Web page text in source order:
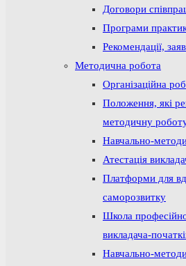
Договори
Програми
Рекомендації,
Методична робота
Організаційна
Положення, які
методичну
Навчально-
Атестація
Платформи для
саморозвитку
Школа
викладача-
Навчально-